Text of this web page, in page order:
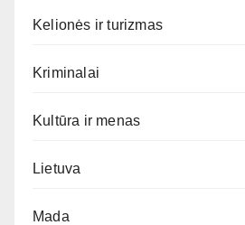
Kelionės ir turizmas
Kriminalai
Kultūra ir menas
Lietuva
Mada